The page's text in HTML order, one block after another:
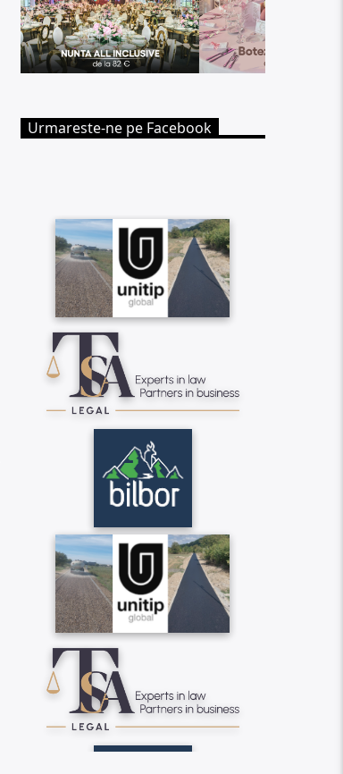
Urmareste-ne pe Facebook